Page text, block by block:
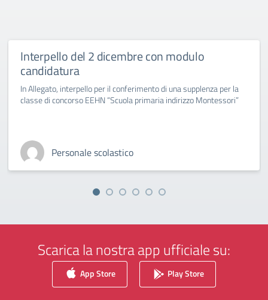
Interpello del 2 dicembre con modulo
candidatura
In Allegato, interpello per il conferimento di una supplenza per la
classe di concorso EEHN “Scuola primaria indirizzo Montessori”
Personale scolastico
Scarica la nostra app ufficiale su:
App Store Play Store